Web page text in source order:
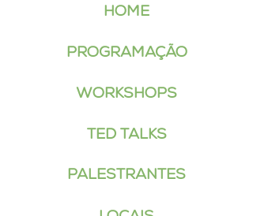
Home
Programação
Workshops
TED Talks
Palestrantes